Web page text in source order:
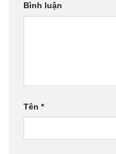
Bình luận
Tên *